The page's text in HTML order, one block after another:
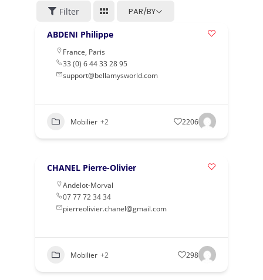
Filter
PAR/BY
ABDENI Philippe
France, Paris
33 (0) 6 44 33 28 95
support@bellamysworld.com
Mobilier +2 2206
CHANEL Pierre-Olivier
Andelot-Morval
07 77 72 34 34
pierreolivier.chanel@gmail.com
Mobilier +2 298